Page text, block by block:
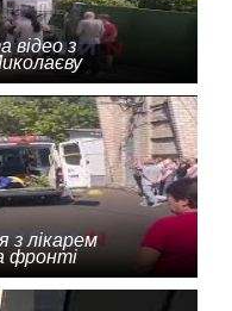
відео з
з лікарем
фронті